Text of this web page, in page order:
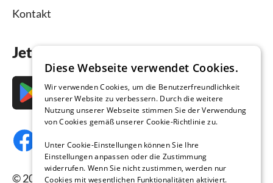
Kontakt
Jetzt die App downloaden
© 2026 Ferienhausmiete.de, alle Rechte
Diese Webseite verwendet Cookies.
Wir verwenden Cookies, um die Benutzerfreundlichkeit
unserer Website zu verbessern. Durch die weitere
Nutzung unserer Webseite stimmen Sie der Verwendung
von Cookies gemäß unserer Cookie-Richtlinie zu.
Unter Cookie-Einstellungen können Sie Ihre
Einstellungen anpassen oder die Zustimmung
widerrufen. Wenn Sie nicht zustimmen, werden nur
Cookies mit wesentlichen Funktionalitäten aktiviert.